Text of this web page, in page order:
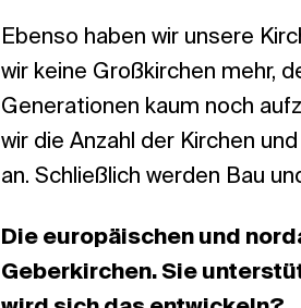
Ebenso haben wir unsere
wir keine Großkirchen mehr,
Generationen kaum noch
wir die Anzahl der Kirchen
an. Schließlich werden Bau
Die europäischen und
Geberkirchen. Sie